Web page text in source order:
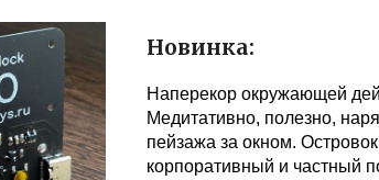
Новинка:
Наперекор окружающей
Медитативно, полезно,
пейзажа за окном.
корпоративный и частный